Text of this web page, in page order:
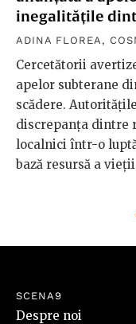
inegalitățile
ADINA FLOREA ,
Cercetătorii
apelor subterane
scădere.
discrepanța dintre
localnici într-o
bază resursă a
SCENA9
Despre noi